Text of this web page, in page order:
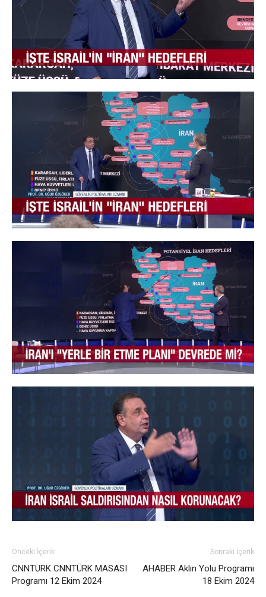
Önceki İçerik
CNNTÜRK CNNTÜRK MASASI
Programı 12 Ekim 2024
Sonraki İçerik
AHABER Aklın Yolu Programı
18 Ekim 2024